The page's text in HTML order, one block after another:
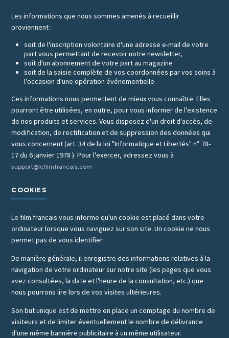
Les informations que nous sommes amenés à recueillir
proviennent :
soit de l'inscription volontaire d'une adresse e-mail de votre
part vous permettant de recevoir notre newsletter,
soit d'un abonnement de votre part au magazine
soit de la saisie complète de vos coordonnées par vos soins à
l'occasion d'une opération événementielle.
Ces informations nous permettent de mieux vous connaître. Elles
pourront être utilisées, en outre, pour vous informer de l'existence
de nos produits et services. Vous disposez d'un droit d'accès, de
modification, de rectification et de suppression des données qui
vous concernent (art. 34 de la loi "Informatique et Libertés" n° 78-
17 du 6 janvier 1978 ). Pour l'exercer, adressez vous à
support@lefilmfrancais.com
COOKIES
Le film francais vous informe qu'un cookie est placé dans votre
ordinateur lorsque vous naviguez sur son site. Un cookie ne nous
permet pas de vous identifier.
De manière générale, il enregistre des informations relatives à la
navigation de votre ordinateur sur notre site (les pages que vous
avez consultées, la date et l'heure de la consultation, etc.) que
nous pourrons lire lors de vos visites ultérieures.
Son but unique est de mettre en place un comptage du nombre de
visiteurs et de limiter éventuellement le nombre de délivrance
d'une même bannière publicitaire à un même utilisateur.